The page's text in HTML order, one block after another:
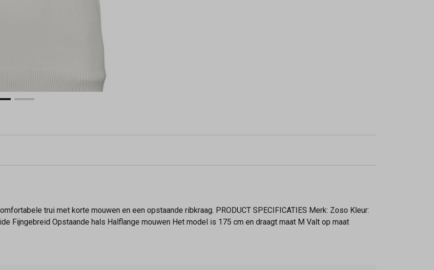
trui met korte mouwen en een opstaande ribkraag. PRODUCT SPECIFICATIES Merk: Zoso Kleur:
Fijngebreid Opstaande hals Halflange mouwen Het model is 175 cm en draagt maat M Valt op maat